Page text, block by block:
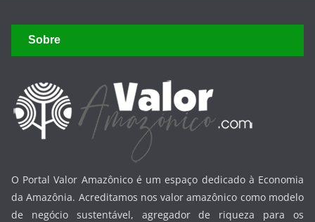
Sobre
O Portal Valor Amazônico é um espaço dedicado à Economia
da Amazônia. Acreditamos nos valor amazônico como modelo
de negócio sustentável, agregador de riqueza para os